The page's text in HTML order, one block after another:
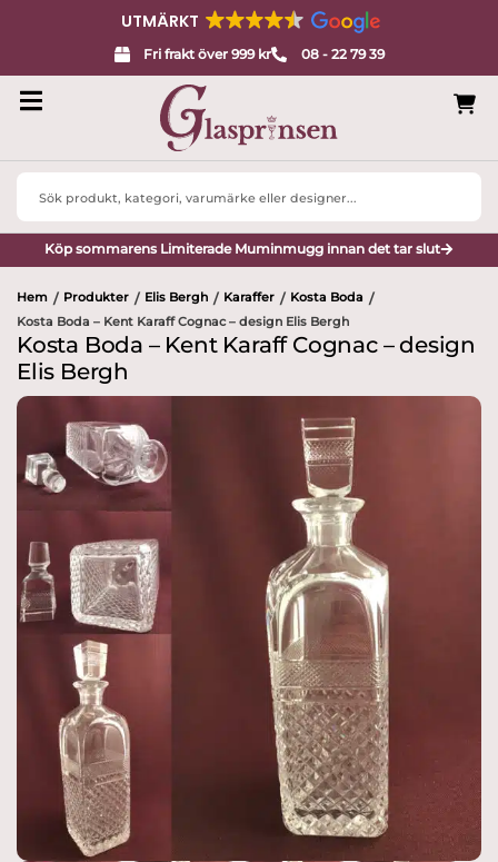
UTMÄRKT
Fri frakt över 999 kr 08 - 22 79 39
Search
Köp sommarens Limiterade Muminmugg innan det tar slut
Hem / Produkter / Elis Bergh / Karaffer / Kosta Boda /
Kosta Boda – Kent Karaff Cognac – design Elis Bergh
Kosta Boda – Kent Karaff Cognac – design
Elis Bergh